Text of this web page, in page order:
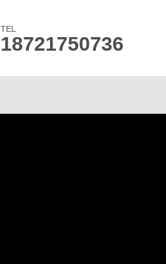
TEL
18721750736